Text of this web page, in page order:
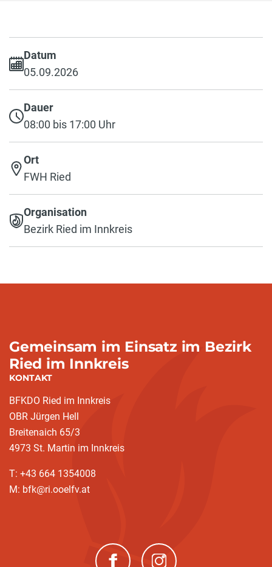
Datum
05.09.2026
Dauer
08:00 bis 17:00 Uhr
Ort
FWH Ried
Organisation
Bezirk Ried im Innkreis
Gemeinsam im Einsatz im Bezirk
Ried im Innkreis
KONTAKT
BFKDO Ried im Innkreis
OBR Jürgen Hell
Breitenaich 65/3
4973 St. Martin im Innkreis
T: +43 664 1354008
M: bfk@ri.ooelfv.at